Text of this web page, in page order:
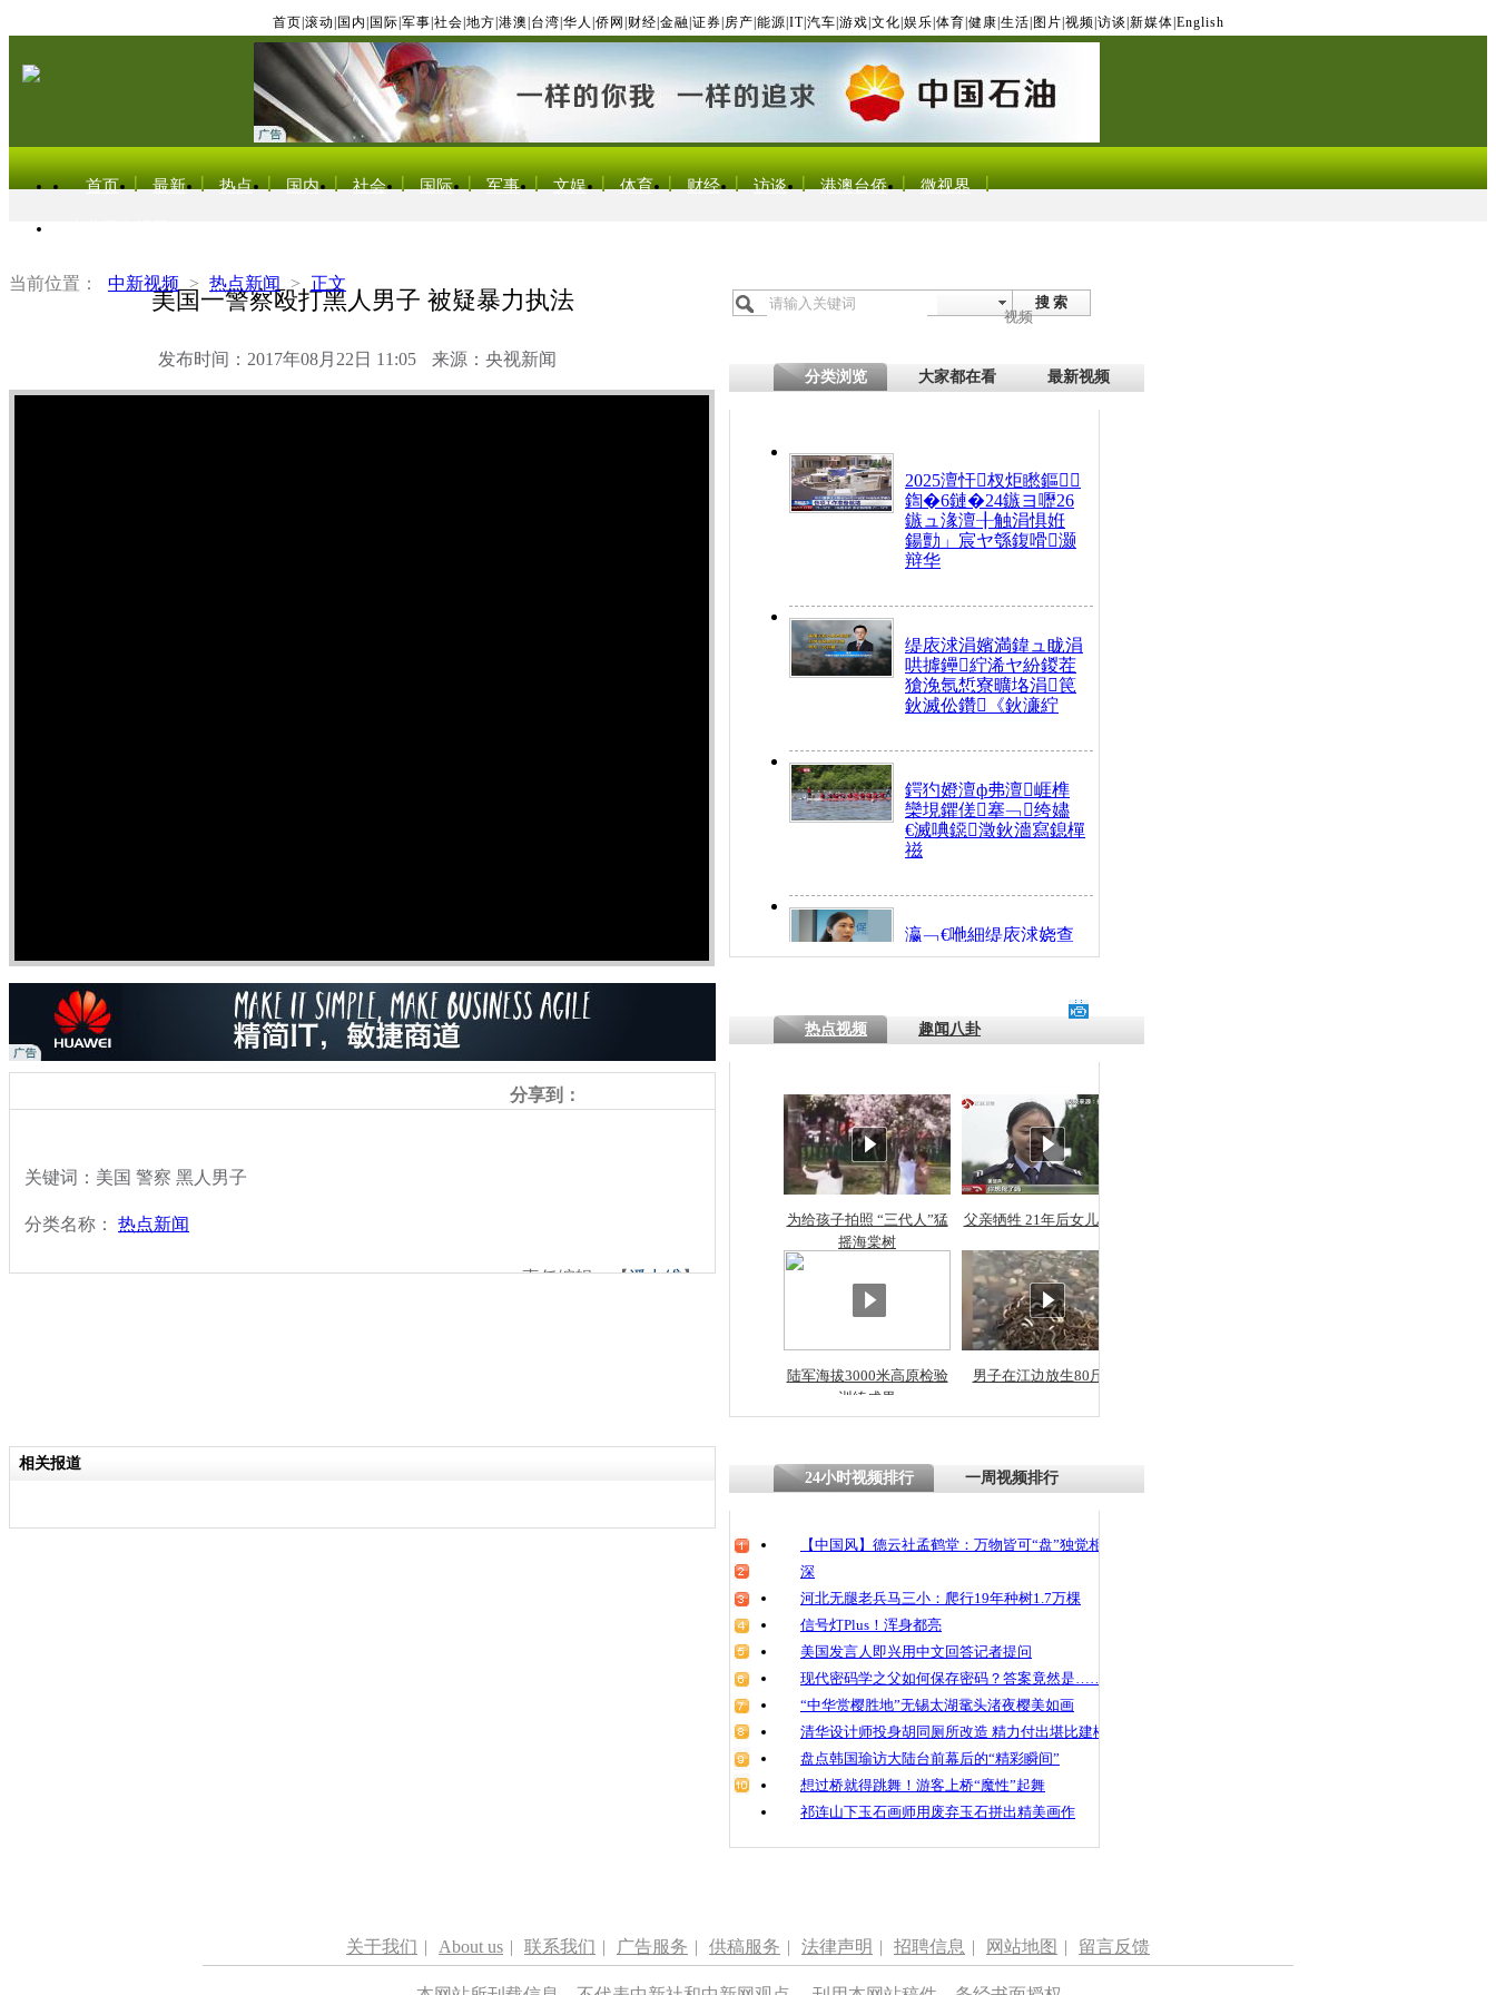
首页 滚动 国内 国际 军事 社会 地方 港澳 台湾 华人 侨网 财经 金融 证券 房产 能源 IT| 汽车 游戏 文化 娱乐 体育 健康 生活 图片 视频 访谈 新媒体 English
首页 最新 热点 国内 社会 国际 军事 文娱 体育 财经 访谈 港澳台侨 微视界
当前位置： 中新视频 > 热点新闻 > 正文
美国一警察殴打黑人男子 被疑暴力执法
发布时间：2017年08月22日 11:05 来源：央视新闻
搜 索
视频
分类浏览 大家都在看 最新视频
2025澶忓杈炬矁鏂
鍧�6鏈�24鏃ヨ嚦26
鏃ュ湪澶╂触涓惧姙
鍚勯」宸ヤ綔鍑嗗灏
辩华
缇庡浗涓嬪満鍏ュ眬涓
哄摢鑸紵浠ヤ紛鍐茬
獊浼氬惁寮曠垎涓笢
鈥滅伀鑽《鈥濓紵
鍔犳嬁澶ф弗澶崕榫
欒垷鑺傞搴﹁绔嬧
€滅唺鐚澂鈥濇寫鎴樿
禌
瀛﹁€咃細缇庡浗娆查
€间笢鍗椾簹涓庝腑鍥
熷悎浣� 涓ㄥ浗闄呰
瘑灞€
娉板浗閫€褰圭┖鍐涗
笂灏嗭細姝�-10CE缁
忓彈瀹炴垬妫€楠岋紝
鍚稿紩澶氬浗鍏虫敞涓
ㄤ笘鐣岃
美国一警察殴打黑人男
子 被疑暴力执法
分享到：
关键词：美国 警察 黑人男子
分类名称： 热点新闻
责任编辑：【潘力维】
热点视频 趣闻八卦
为给孩子拍照 “三代人”猛
摇海棠树
父亲牺牲 21年后女儿从警
陆军海拔3000米高原检验
训练成果
男子在江边放生80斤蛇
相关报道
24小时视频排行
一周视频排行
【中国风】德云社孟鹤堂：万物皆可“盘”独觉相声
深
河北无腿老兵马三小：爬行19年种树1.7万棵
信号灯Plus！浑身都亮
美国发言人即兴用中文回答记者提问
现代密码学之父如何保存密码？答案竟然是……
“中华赏樱胜地”无锡太湖鼋头渚夜樱美如画
清华设计师投身胡同厕所改造 精力付出堪比建楼
盘点韩国瑜访大陆台前幕后的“精彩瞬间”
想过桥就得跳舞！游客上桥“魔性”起舞
祁连山下玉石画师用废弃玉石拼出精美画作
关于我们 | About us | 联系我们 | 广告服务 | 供稿服务 | 法律声明 | 招聘信息 | 网站地图 | 留言反馈